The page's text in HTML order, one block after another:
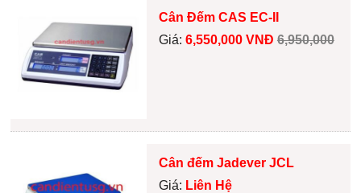
Cân Đếm CAS EC-II
Giá: 6,550,000 VNĐ 6,950,000
Cân đếm Jadever JCL
Giá: Liên Hệ